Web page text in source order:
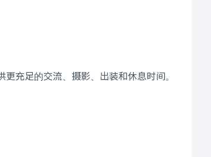
充足的交流、摄影、出装和休息时间。